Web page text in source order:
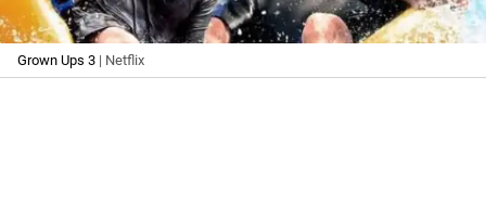
Grown Ups 3 | Netflix